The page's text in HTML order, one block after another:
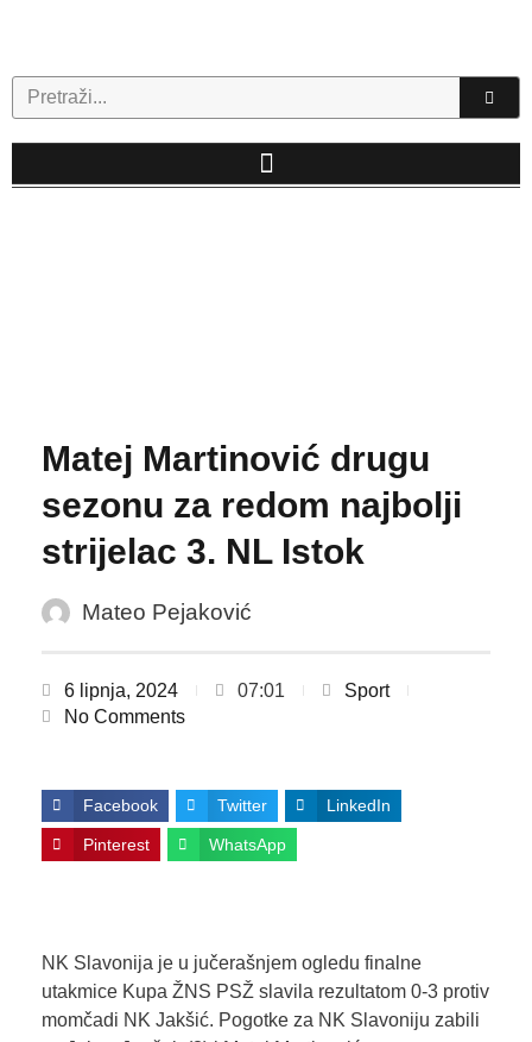
Search
Matej Martinović drugu
sezonu za redom najbolji
strijelac 3. NL Istok
Mateo Pejaković
6 lipnja, 2024 07:01
Sport
No Comments
Facebook Twitter LinkedIn
Pinterest WhatsApp
NK Slavonija je u jučerašnjem ogledu finalne
utakmice Kupa ŽNS PSŽ slavila rezultatom 0-3 protiv
momčadi NK Jakšić. Pogotke za NK Slavoniju zabili